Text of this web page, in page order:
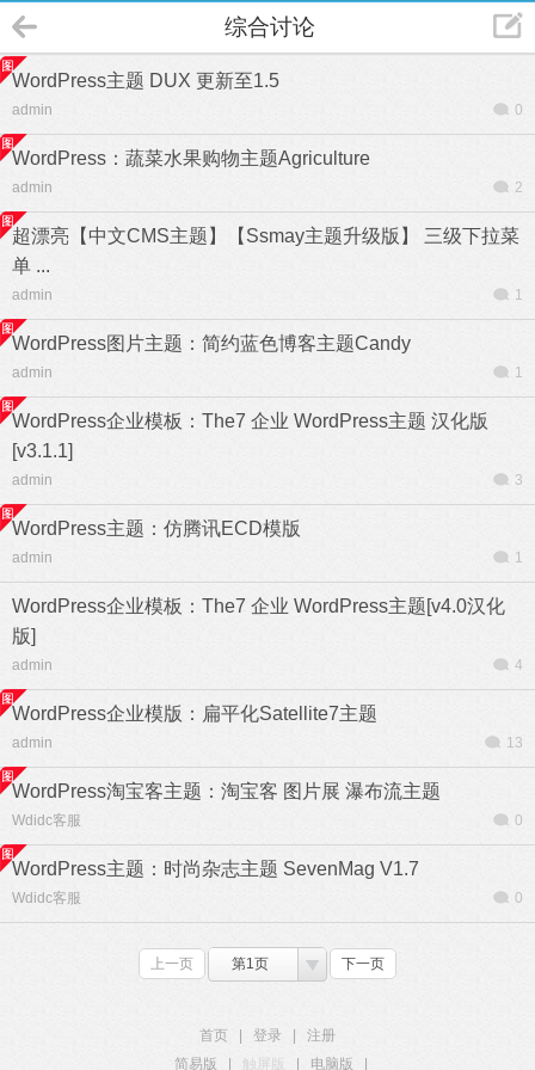
综合讨论
WordPress主题 DUX 更新至1.5
admin 0
WordPress：蔬菜水果购物主题Agriculture
admin 2
超漂亮【中文CMS主题】【Ssmay主题升级版】 三级下拉菜
单 ...
admin 1
WordPress图片主题：简约蓝色博客主题Candy
admin 1
WordPress企业模板：The7 企业 WordPress主题 汉化版
[v3.1.1]
admin 3
WordPress主题：仿腾讯ECD模版
admin 1
WordPress企业模板：The7 企业 WordPress主题[v4.0汉化
版]
admin 4
WordPress企业模版：扁平化Satellite7主题
admin 13
WordPress淘宝客主题：淘宝客 图片展 瀑布流主题
Wdidc客服 0
WordPress主题：时尚杂志主题 SevenMag V1.7
Wdidc客服 0
上一页 第1页 下一页
首页 登录
注册
简易版
触屏版 电脑版